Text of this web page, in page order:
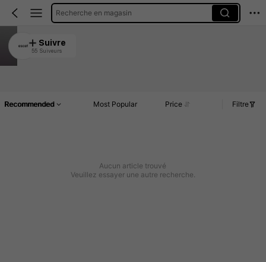
Recherche en magasin
escet
4.81
Suivre
55 Suiveurs
Recommended Most Popular Price Filtre
Aucun article trouvé
Veuillez essayer une autre recherche.